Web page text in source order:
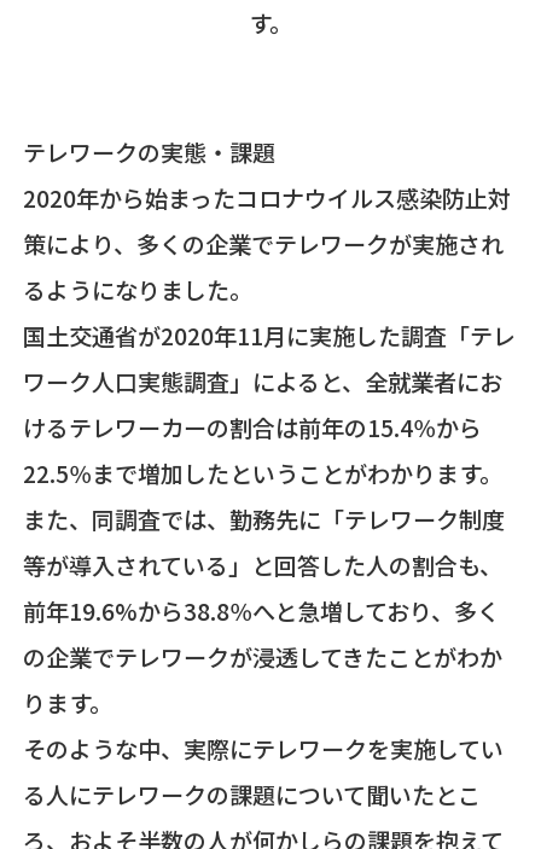
す。
テレワークの実態・課題
2020年から始まったコロナウイルス感染防止対
策により、多くの企業でテレワークが実施され
るようになりました。
国土交通省が2020年11月に実施した調査「テレ
ワーク人口実態調査」によると、全就業者にお
けるテレワーカーの割合は前年の15.4％から
22.5％まで増加したということがわかります。
また、同調査では、勤務先に「テレワーク制度
等が導入されている」と回答した人の割合も、
前年19.6%から38.8％へと急増しており、多く
の企業でテレワークが浸透してきたことがわか
ります。
そのような中、実際にテレワークを実施してい
る人にテレワークの課題について聞いたとこ
ろ、およそ半数の人が何かしらの課題を抱えて